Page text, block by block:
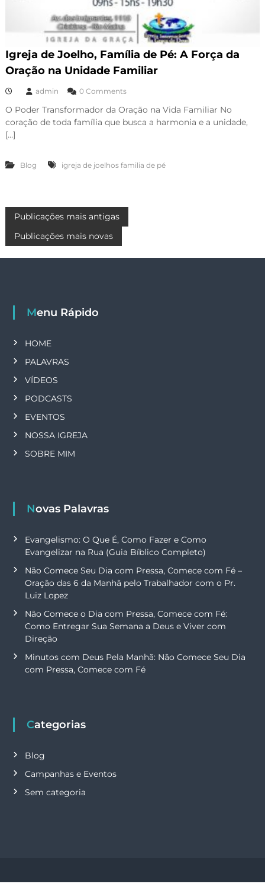
Igreja de Joelho, Família de Pé: A Força da
Oração na Unidade Familiar
admin 0 Comments
O Poder Transformador da Oração na Vida Familiar No
coração de toda família que busca a harmonia e a unidade,
[…]
Blog igreja de joelhos familia de pé
N
a
e
g
a
ç
ã
o
p
p
o
Publicações mais antigas
Publicações mais novas
Menu Rápido
HOME
PALAVRAS
VÍDEOS
PODCASTS
EVENTOS
NOSSA IGREJA
SOBRE MIM
Novas Palavras
Evangelismo: O Que É, Como Fazer e Como
Evangelizar na Rua (Guia Bíblico Completo)
Não Comece Seu Dia com Pressa, Comece com Fé –
Oração das 6 da Manhã pelo Trabalhador com o Pr.
Luiz Lopez
Não Comece o Dia com Pressa, Comece com Fé:
Como Entregar Sua Semana a Deus e Viver com
Direção
Minutos com Deus Pela Manhã: Não Comece Seu Dia
com Pressa, Comece com Fé
Categorias
Blog
Campanhas e Eventos
Sem categoria